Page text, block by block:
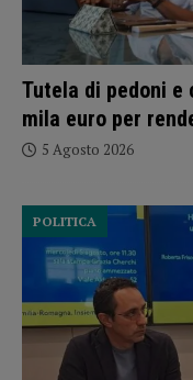
Tutela di pedoni
mila euro per
5 Agosto 2026
POLITICA